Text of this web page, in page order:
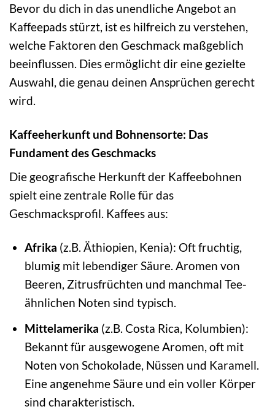
Bevor du dich in das unendliche Angebot an
Kaffeepads stürzt, ist es hilfreich zu verstehen,
welche Faktoren den Geschmack maßgeblich
beeinflussen. Dies ermöglicht dir eine gezielte
Auswahl, die genau deinen Ansprüchen gerecht
wird.
Kaffeeherkunft und Bohnensorte: Das
Fundament des Geschmacks
Die geografische Herkunft der Kaffeebohnen
spielt eine zentrale Rolle für das
Geschmacksprofil. Kaffees aus:
Afrika (z.B. Äthiopien, Kenia): Oft fruchtig,
blumig mit lebendiger Säure. Aromen von
Beeren, Zitrusfrüchten und manchmal Tee-
ähnlichen Noten sind typisch.
Mittelamerika (z.B. Costa Rica, Kolumbien):
Bekannt für ausgewogene Aromen, oft mit
Noten von Schokolade, Nüssen und Karamell.
Eine angenehme Säure und ein voller Körper
sind charakteristisch.